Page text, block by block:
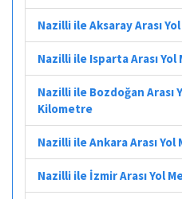
Nazilli ile Aksaray Arası
Nazilli ile Isparta Arası
Nazilli ile Bozdoğan Arası
Kilometre
Nazilli ile Ankara Arası
Nazilli ile İzmir Arası Yol